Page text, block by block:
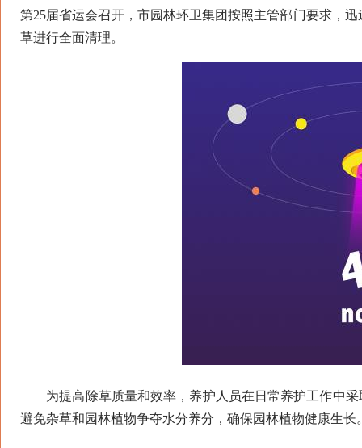
第25届省运会召开，市园林环卫集团按照主管部门要求，
草进行全面清理。
为提高除草质量和效率，养护人员在日常养护工作中采
避免杂草和园林植物争夺水分养分，确保园林植物健康生长